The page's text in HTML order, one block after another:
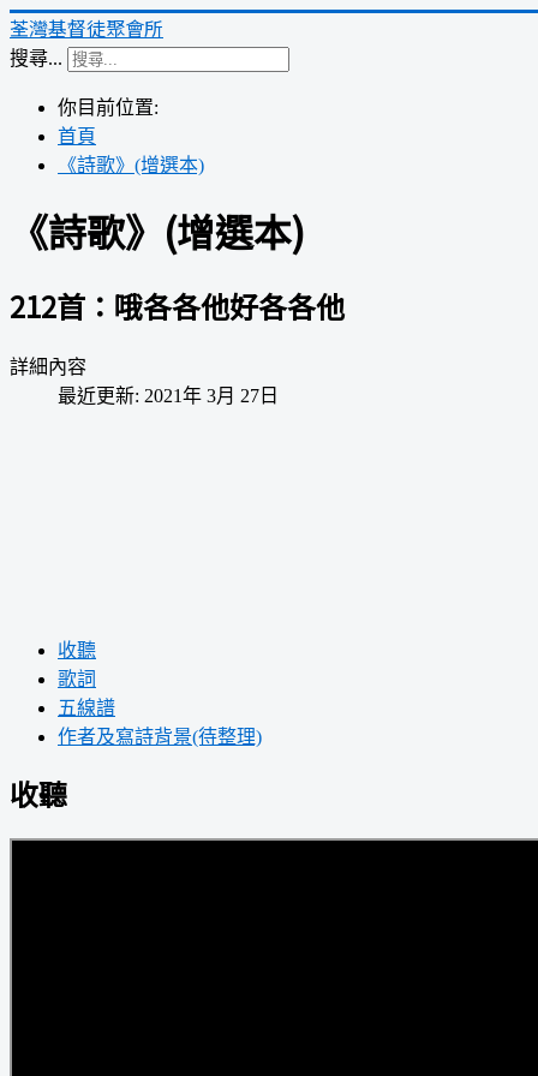
荃灣基督徒聚會所
搜尋...
你目前位置:
首頁
《詩歌》(增選本)
《詩歌》(增選本)
212首：哦各各他好各各他
詳細內容
最近更新: 2021年 3月 27日
收聽
歌詞
五線譜
作者及寫詩背景(待整理)
收聽